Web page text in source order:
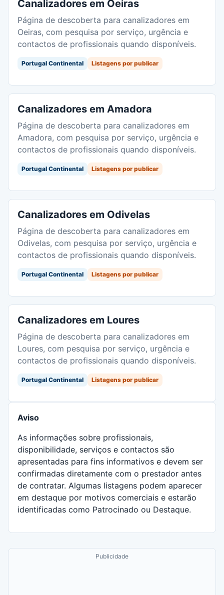
Canalizadores em Oeiras
Página de descoberta para canalizadores em
Oeiras, com pesquisa por serviço, urgência e
contactos de profissionais quando disponíveis.
Portugal Continental Listagens por publicar
Canalizadores em Amadora
Página de descoberta para canalizadores em
Amadora, com pesquisa por serviço, urgência e
contactos de profissionais quando disponíveis.
Portugal Continental Listagens por publicar
Canalizadores em Odivelas
Página de descoberta para canalizadores em
Odivelas, com pesquisa por serviço, urgência e
contactos de profissionais quando disponíveis.
Portugal Continental Listagens por publicar
Canalizadores em Loures
Página de descoberta para canalizadores em
Loures, com pesquisa por serviço, urgência e
contactos de profissionais quando disponíveis.
Portugal Continental Listagens por publicar
Aviso
As informações sobre profissionais,
disponibilidade, serviços e contactos são
apresentadas para fins informativos e devem ser
confirmadas diretamente com o prestador antes
de contratar. Algumas listagens podem aparecer
em destaque por motivos comerciais e estarão
identificadas como Patrocinado ou Destaque.
Publicidade